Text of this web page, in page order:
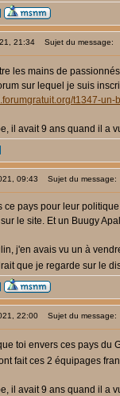
21:34 Sujet du message:
les mains de
sur lequel je suis
t1347-
il avait 9 ans quand il a
09:43 Sujet du message:
ce pays pour leur
le site. Et un Buugy
j'en avais vu un à
que je regarde sur le
22:00 Sujet du message:
toi envers ces pays du
fait ces 2 équipages
il avait 9 ans quand il a